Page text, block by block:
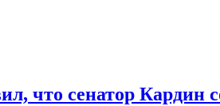
что сенатор Кардин